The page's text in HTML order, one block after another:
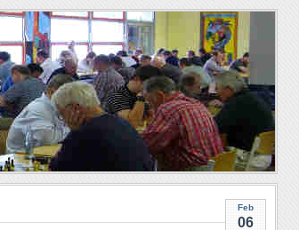
Feb
06